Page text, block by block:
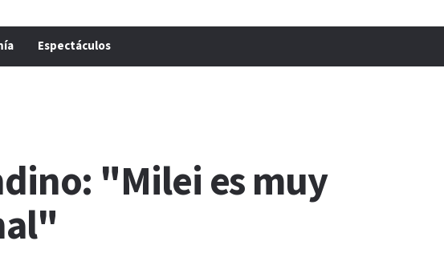
Espectáculos
"Milei es muy